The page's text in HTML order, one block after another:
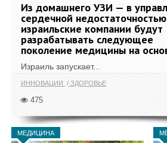
Из домашнего УЗИ — в
сердечной
израильские компании будут
разрабатывать следующее
поколение медицины на
Израиль запускает...
ИННОВАЦИИ ЗДОРОВЬЕ
475
МЕДИЦИНА